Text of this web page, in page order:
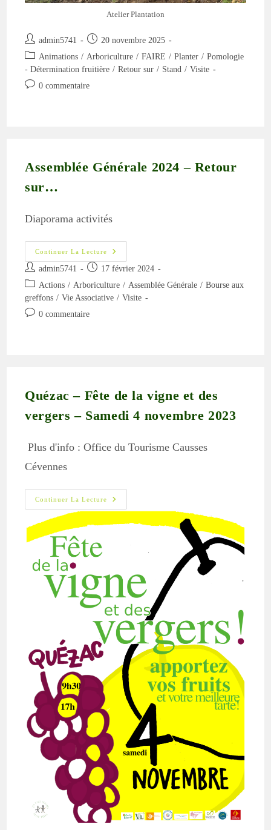
Atelier Plantation
Auteur/autrice
de
la
admin5741
Publication
publiée :
20 novembre 2025
Post
category:
Animations / Arboriculture / FAIRE / Planter / Pomologie
- Détermination fruitière / Retour sur / Stand / Visite
Commentaires
0 commentaire
Assemblée Générale 2024 – Retour
sur…
Diaporama activités
Continuer La Lecture
Assemblée
Générale
2024
Retour
Sur…
Auteur/autrice
de
admin5741
Publication
publiée :
17 février 2024
Post
category:
Actions / Arboriculture / Assemblée Générale / Bourse aux
greffons / Vie Associative / Visite
Commentaires
0 commentaire
Quézac – Fête de la vigne et des
vergers – Samedi 4 novembre 2023
Plus d'info : Office du Tourisme Causses
Cévennes
Continuer La Lecture
Quézac
–
De
–
Samedi
Novembre
2023